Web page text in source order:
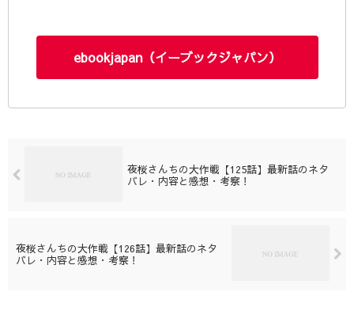
ebookjapan（イーブックジャパン）
夜桜さんちの大作戦【125話】最新話のネタ
バレ・内容と感想・考察！
夜桜さんちの大作戦【126話】最新話のネタ
バレ・内容と感想・考察！